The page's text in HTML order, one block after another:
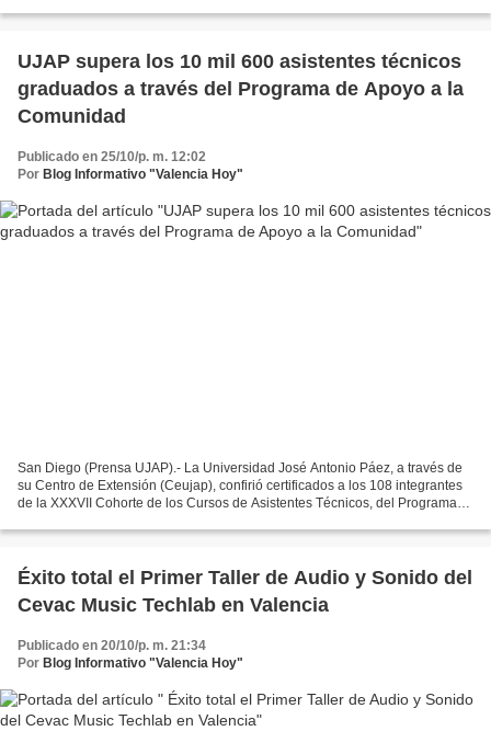
UJAP supera los 10 mil 600 asistentes técnicos
graduados a través del Programa de Apoyo a la
Comunidad
Publicado en 25/10/p. m. 12:02
Por Blog Informativo "Valencia Hoy"
San Diego (Prensa UJAP).- La Universidad José Antonio Páez, a través de
su Centro de Extensión (Ceujap), confirió certificados a los 108 integrantes
de la XXXVII Cohorte de los Cursos de Asistentes Técnicos, del Programa
Éxito total el Primer Taller de Audio y Sonido del
Cevac Music Techlab en Valencia
Publicado en 20/10/p. m. 21:34
Por Blog Informativo "Valencia Hoy"